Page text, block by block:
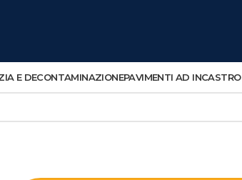
E DECONTAMINAZIONEPAVIMENTI AD INCASTRO